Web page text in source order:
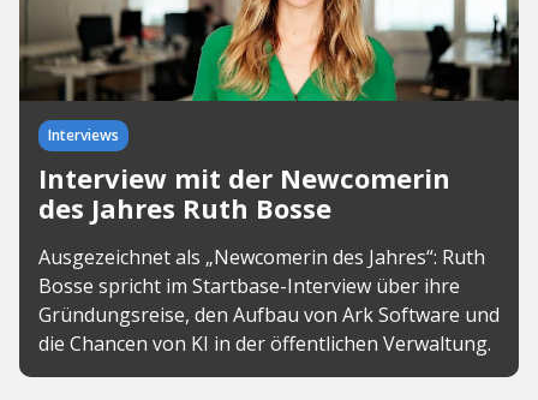
Interviews
Interview mit der Newcomerin
des Jahres Ruth Bosse
Ausgezeichnet als „Newcomerin des Jahres“: Ruth
Bosse spricht im Startbase-Interview über ihre
Gründungsreise, den Aufbau von Ark Software und
die Chancen von KI in der öffentlichen Verwaltung.